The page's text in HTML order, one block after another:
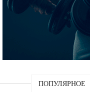
ПОПУЛЯРНОЕ